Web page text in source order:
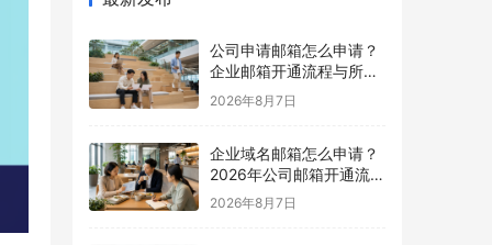
公司申请邮箱怎么申请？
企业邮箱开通流程与所需
材料说明
2026年8月7日
企业域名邮箱怎么申请？
2026年公司邮箱开通流程
详解
2026年8月7日